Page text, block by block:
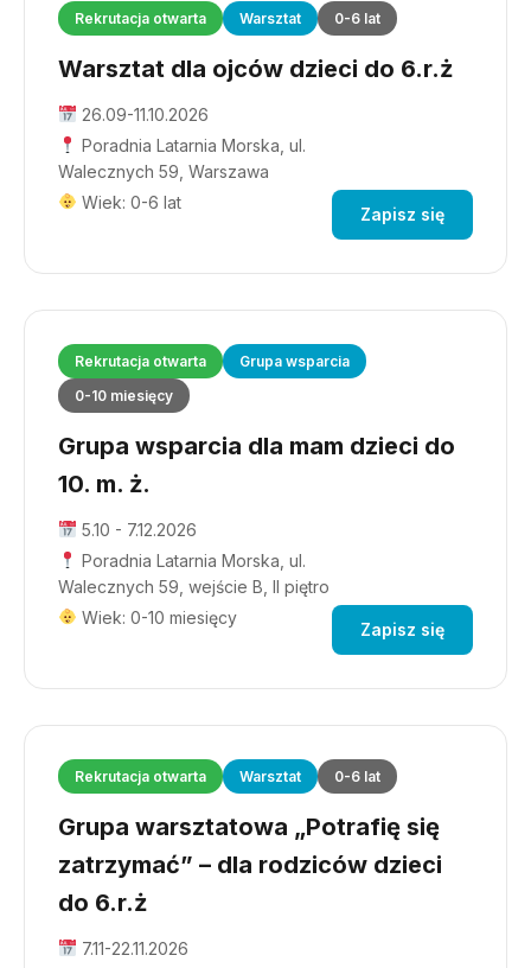
Rekrutacja otwarta Warsztat 0-6 lat
Warsztat dla ojców dzieci do 6.r.ż
26.09-11.10.2026
Poradnia Latarnia Morska, ul.
Walecznych 59, Warszawa
Wiek: 0-6 lat
Zapisz się
Rekrutacja otwarta
Grupa wsparcia
0-10 miesięcy
Grupa wsparcia dla mam dzieci do
10. m. ż.
5.10 - 7.12.2026
Poradnia Latarnia Morska, ul.
Walecznych 59, wejście B, II piętro
Wiek: 0-10 miesięcy
Zapisz się
Rekrutacja otwarta Warsztat 0-6 lat
Grupa warsztatowa „Potrafię się
zatrzymać” – dla rodziców dzieci
do 6.r.ż
7.11-22.11.2026